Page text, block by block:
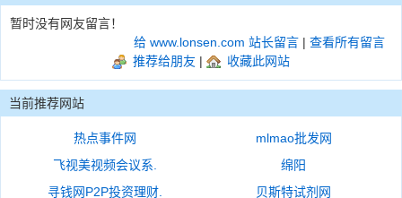
暂时没有网友留言！
给 www.lonsen.com 站长留言 | 查看所有留言
推荐给朋友 | 收藏此网站
当前推荐网站
热点事件网
mlmao批发网
飞视美视频会议系.
绵阳
寻钱网P2P投资理财.
贝斯特试剂网